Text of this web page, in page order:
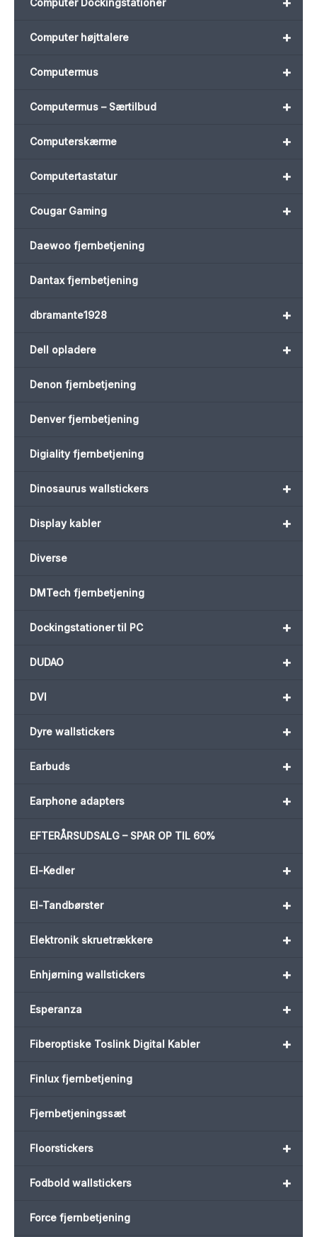
Computer Dockingstationer
+
Computer højttalere
+
Computermus
+
Computermus – Særtilbud
+
Computerskærme
+
Computertastatur
+
Cougar Gaming
Daewoo fjernbetjening
Dantax fjernbetjening
+
dbramante1928
+
Dell opladere
Denon fjernbetjening
Denver fjernbetjening
Digiality fjernbetjening
+
Dinosaurus wallstickers
+
Display kabler
Diverse
DMTech fjernbetjening
+
Dockingstationer til PC
+
DUDAO
+
DVI
+
Dyre wallstickers
+
Earbuds
+
Earphone adapters
EFTERÅRSUDSALG – SPAR OP TIL 60%
+
El-Kedler
+
El-Tandbørster
+
Elektronik skruetrækkere
+
Enhjørning wallstickers
+
Esperanza
+
Fiberoptiske Toslink Digital Kabler
Finlux fjernbetjening
Fjernbetjeningssæt
+
Floorstickers
+
Fodbold wallstickers
Force fjernbetjening